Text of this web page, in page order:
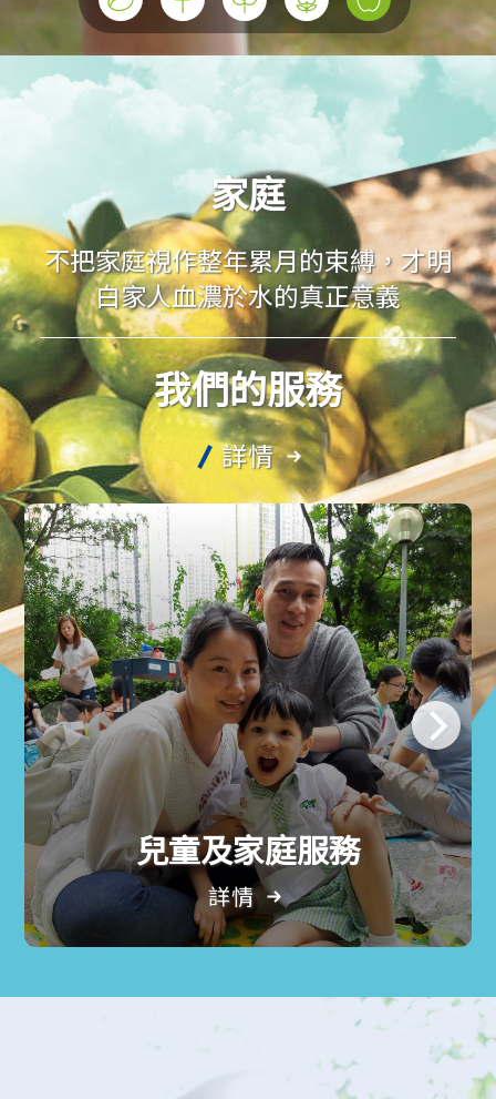
家庭
不把家庭視作整年累月的束縛，才明
白家人血濃於水的真正意義
我們的服務
詳情
兒童及家庭服務
詳情